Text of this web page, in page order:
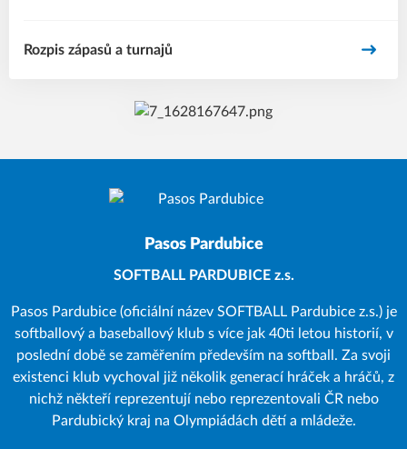
Rozpis zápasů a turnajů
Pasos Pardubice
SOFTBALL PARDUBICE z.s.
Pasos Pardubice (oficiální název SOFTBALL Pardubice z.s.) je
softballový a baseballový klub s více jak 40ti letou historií, v
poslední době se zaměřením především na softball. Za svoji
existenci klub vychoval již několik generací hráček a hráčů, z
nichž někteří reprezentují nebo reprezentovali ČR nebo
Pardubický kraj na Olympiádách dětí a mládeže.